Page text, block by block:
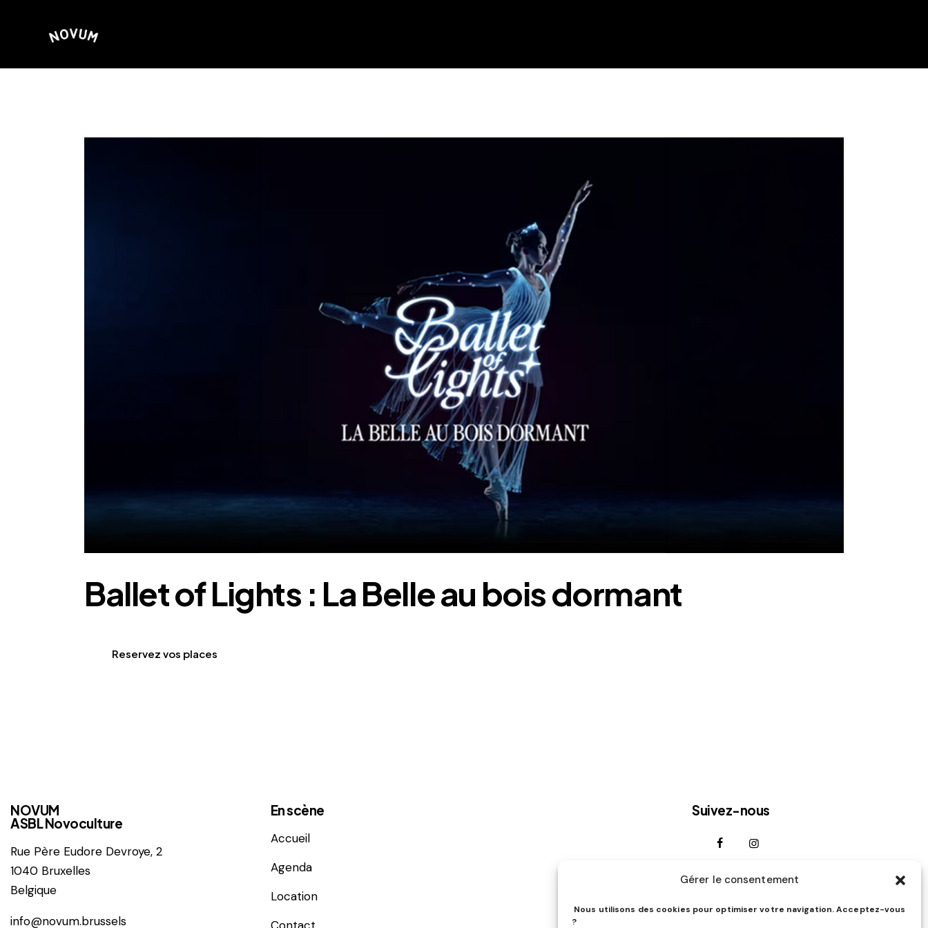
Gérer le consentement
Nous utilisons des cookies pour optimiser votre navigation. Acceptez-vous
?
Ballet of Lights : La Belle au bois dormant
Reservez vos places
NOVUM
ASBL Novoculture
Rue Père Eudore Devroye, 2
1040 Bruxelles
Belgique
info@novum.brussels
En scène
Accueil
Agenda
Location
Suivez-nous